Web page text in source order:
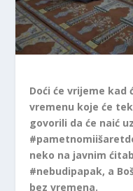
Doći će vrijeme kad
vremenu koje će
govorili da će naić
neko na javnim
#nebudipapak, a
bez vremena.